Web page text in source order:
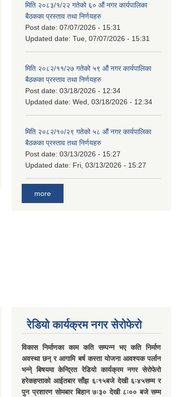
मिति २०८३/१/२२ गतेको ६० औं नगर कार्यपालिका
बैठकका प्रस्ताव तथा निर्णयहरु
Post date: 07/07/2026 - 15:31
Updated date: Tue, 07/07/2026 - 15:31
मिति २०८२/११/२७ गतेको ५९ औं नगर कार्यपालिका
बैठकका प्रस्ताव तथा निर्णयहरु
Post date: 03/18/2026 - 12:34
Updated date: Wed, 03/18/2026 - 12:34
मिति २०८२/१०/२९ गतेको ५८ औं नगर कार्यपालिका
बैठकका प्रस्ताव तथा निर्णयहरु
Post date: 03/13/2026 - 15:27
Updated date: Fri, 03/13/2026 - 15:27
more
रेडियो कार्यक्रम नगर सेरोफेरो
विकास निर्माणका काम कति सम्पन्न भए कति निर्माण
अवस्था छन् र आगामि बर्ष कस्ता योजना आवश्यक पर्लान
भन्ने् बिषयमा केन्द्रित रेडियो कार्यक्रम नगर सेरोफेरो
हरेकहप्ताको आईतबार साँझ ६ः१५बजे देखी ६ः४५सम्म र
पुन प्रशारण सोमबार बिहान ७ः३० देखी ८ः०० बजे सम्म